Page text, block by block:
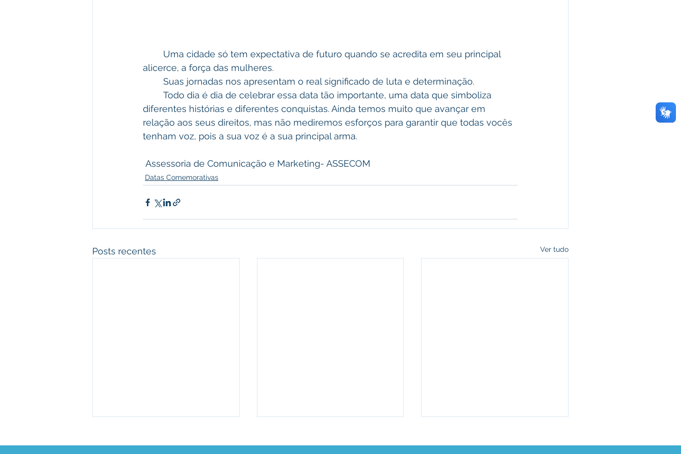
alicerce, a força das mulheres.
	Suas jornadas nos apresentam o real significado de luta e determinação.
diferentes histórias e diferentes conquistas. Ainda temos muito que avançar em
relação aos seus direitos, mas não mediremos esforços para garantir que todas vocês
tenham voz, pois a sua voz é a sua principal arma.
Assessoria de Comunicação e Marketing- ASSECOM
Datas Comemorativas
Posts recentes Ver tudo